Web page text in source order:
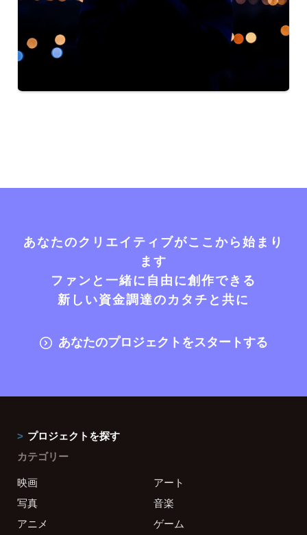
あなたのクリエイティブがここから始まり
ます
ファンと一緒に自由に創作できる
新しい資金調達のカタチと共に
あなたのプロジェクトをスタートする
プロジェクトを探す
カテゴリー
映画
アート
写真
音楽
アニメ
ゲーム